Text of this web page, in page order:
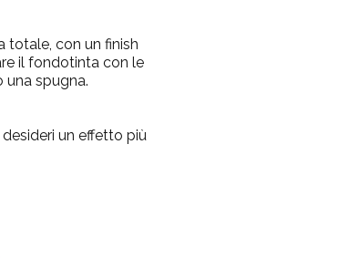
totale, con un finish
il fondotinta con le
spugna.
un effetto più